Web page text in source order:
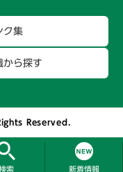
索 新着情報
ク集
から探す
Reserved.